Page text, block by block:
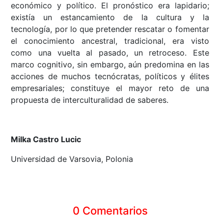
económico y político. El pronóstico era lapidario;
existía un estancamiento de la cultura y la
tecnología, por lo que pretender rescatar o fomentar
el conocimiento ancestral, tradicional, era visto
como una vuelta al pasado, un retroceso. Este
marco cognitivo, sin embargo, aún predomina en las
acciones de muchos tecnócratas, políticos y élites
empresariales; constituye el mayor reto de una
propuesta de interculturalidad de saberes.
Milka Castro Lucic
Universidad de Varsovia, Polonia
0 Comentarios